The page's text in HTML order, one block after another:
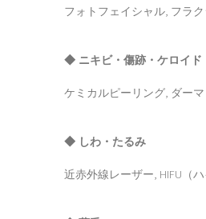
フォトフェイシャル, フラ
◆ ニキビ・傷跡・ケロイド
ケミカルピーリング, ダー
◆ しわ・たるみ
近赤外線レーザー, HIFU（ハ